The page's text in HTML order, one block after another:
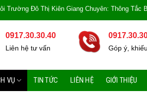
Kiên Giang Chuyên: Thông Tắc Bồn Cầu,
0917.30.30.40
Liên hệ tư vấn Góp ý,
VỤ TIN TỨC LIÊN HỆ GIỚI THIỆU